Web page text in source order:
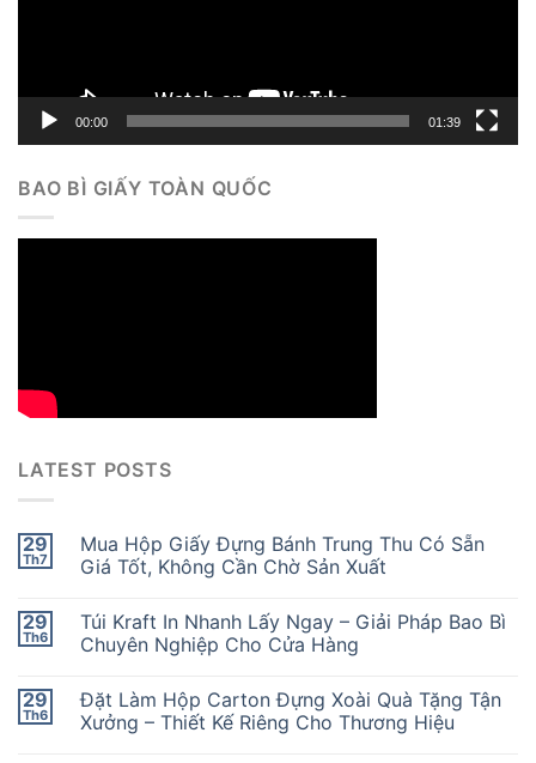
00:00 01:39
BAO BÌ GIẤY TOÀN QUỐC
LATEST POSTS
29
Th7
Mua Hộp Giấy Đựng Bánh Trung Thu Có Sẵn
Giá Tốt, Không Cần Chờ Sản Xuất
29
Th6
Túi Kraft In Nhanh Lấy Ngay – Giải Pháp Bao Bì
Chuyên Nghiệp Cho Cửa Hàng
29
Th6
Đặt Làm Hộp Carton Đựng Xoài Quà Tặng Tận
Xưởng – Thiết Kế Riêng Cho Thương Hiệu